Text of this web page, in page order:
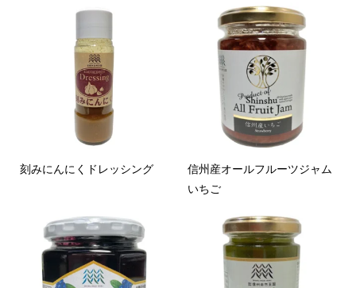
刻みにんにくドレッシング
信州産オールフルーツジャム
いちご